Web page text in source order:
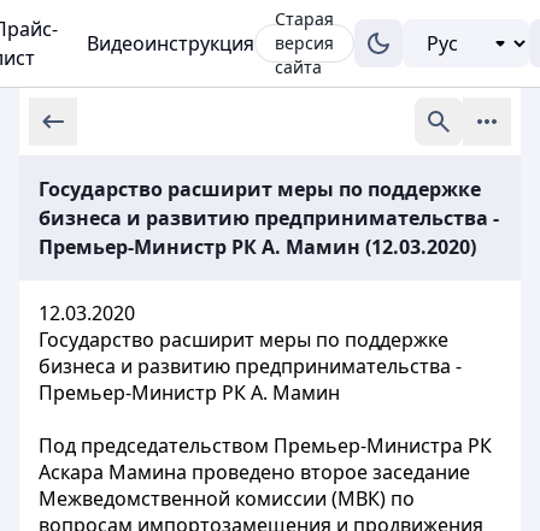
Видеоинструкция
Старая
версия
сайта
Государство расширит меры по поддержке
бизнеса и развитию предпринимательства -
Премьер-Министр РК А. Мамин (12.03.2020)
12.03.2020
Государство расширит меры по поддержке
бизнеса и развитию предпринимательства -
Премьер-Министр РК А. Мамин
Под председательством Премьер-Министра РК
Аскара Мамина проведено второе заседание
Межведомственной комиссии (МВК) по
вопросам импортозамещения и продвижения